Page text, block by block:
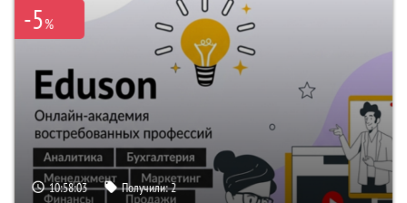
-5%
10:58:02 Получили:2